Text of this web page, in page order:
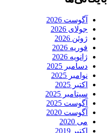
آگوست 2026
جولای 2026
ژوئن 2026
فوریه 2026
ژانویه 2026
دسامبر 2025
نوامبر 2025
اکتبر 2025
سپتامبر 2025
آگوست 2025
آگوست 2020
می 2020
اکتبر 2019